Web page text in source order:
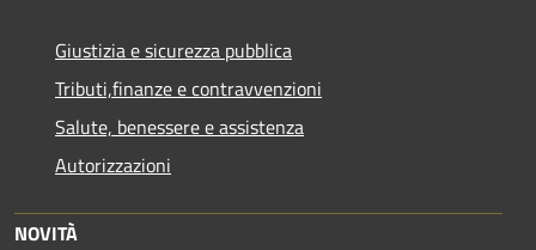
Giustizia e sicurezza pubblica
Tributi,finanze e contravvenzioni
Salute, benessere e assistenza
Autorizzazioni
NOVITÀ